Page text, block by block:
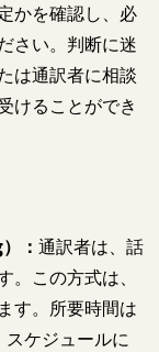
かを確認し、必
さい。判断に迷
は通訳者に相談
けることができ
： 通訳者は、話
この方式は、
す。所要時間は
ケジュールに